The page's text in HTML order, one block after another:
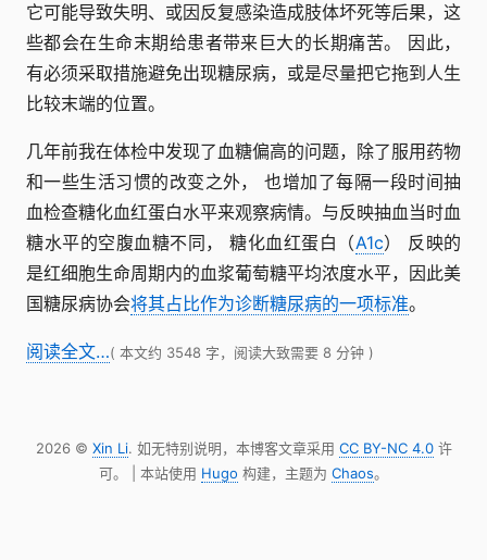
它可能导致失明、或因反复感染造成肢体坏死等后果，这
些都会在生命末期给患者带来巨大的长期痛苦。 因此，
有必须采取措施避免出现糖尿病，或是尽量把它拖到人生
比较末端的位置。
几年前我在体检中发现了血糖偏高的问题，除了服用药物
和一些生活习惯的改变之外， 也增加了每隔一段时间抽
血检查糖化血红蛋白水平来观察病情。与反映抽血当时血
糖水平的空腹血糖不同， 糖化血红蛋白（A1c） 反映的
是红细胞生命周期内的血浆葡萄糖平均浓度水平，因此美
国糖尿病协会将其占比作为诊断糖尿病的一项标准。
阅读全文…( 本文约 3548 字，阅读大致需要 8 分钟 )
2026 © Xin Li. 如无特别说明，本博客文章采用 CC BY-NC 4.0许
可。 | 本站使用 Hugo 构建，主题为 Chaos。